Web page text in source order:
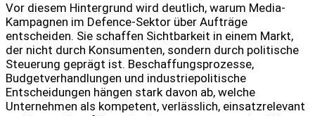
Vor diesem Hintergrund wird deutlich, warum Media-
Kampagnen im Defence-Sektor über Aufträge
entscheiden. Sie schaffen Sichtbarkeit in einem Markt,
der nicht durch Konsumenten, sondern durch politische
Steuerung geprägt ist. Beschaffungsprozesse,
Budgetverhandlungen und industriepolitische
Entscheidungen hängen stark davon ab, welche
Unternehmen als kompetent, verlässlich, einsatzrelevant